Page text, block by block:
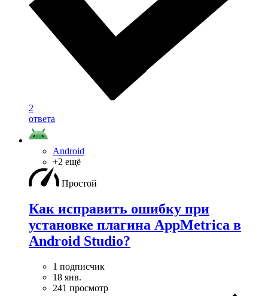
2
ответа
Android
+2 ещё
Простой
Как исправить ошибку при
установке плагина AppMetrica в
Android Studio?
1 подписчик
18 янв.
241 просмотр